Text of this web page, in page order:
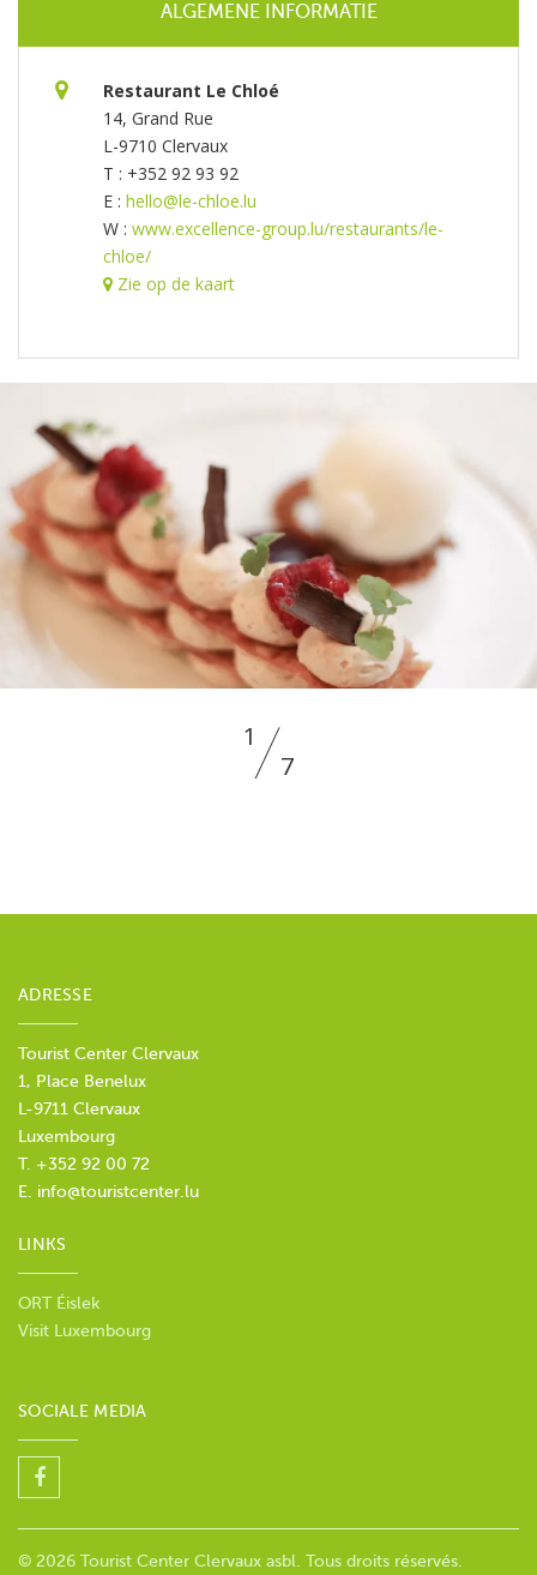
ALGEMENE INFORMATIE
Restaurant Le Chloé
14, Grand Rue
L-9710 Clervaux
T : +352 92 93 92
E : hello@le-chloe.lu
W : www.excellence-group.lu/restaurants/le-
chloe/
Zie op de kaart
1
7
ADRESSE
Tourist Center Clervaux
1, Place Benelux
L-9711 Clervaux
Luxembourg
T. +352 92 00 72
E. info@touristcenter.lu
LINKS
ORT Éislek
Visit Luxembourg
SOCIALE MEDIA
© 2026 Tourist Center Clervaux asbl. Tous droits réservés.